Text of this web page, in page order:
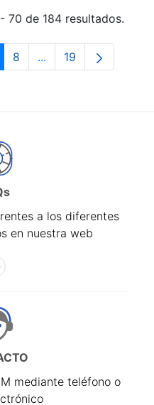
70 de 184 resultados.
Use TAB para
Página
8 ...Páginas intermedias
Página
19
a los diferentes
en nuestra web
mediante teléfono o